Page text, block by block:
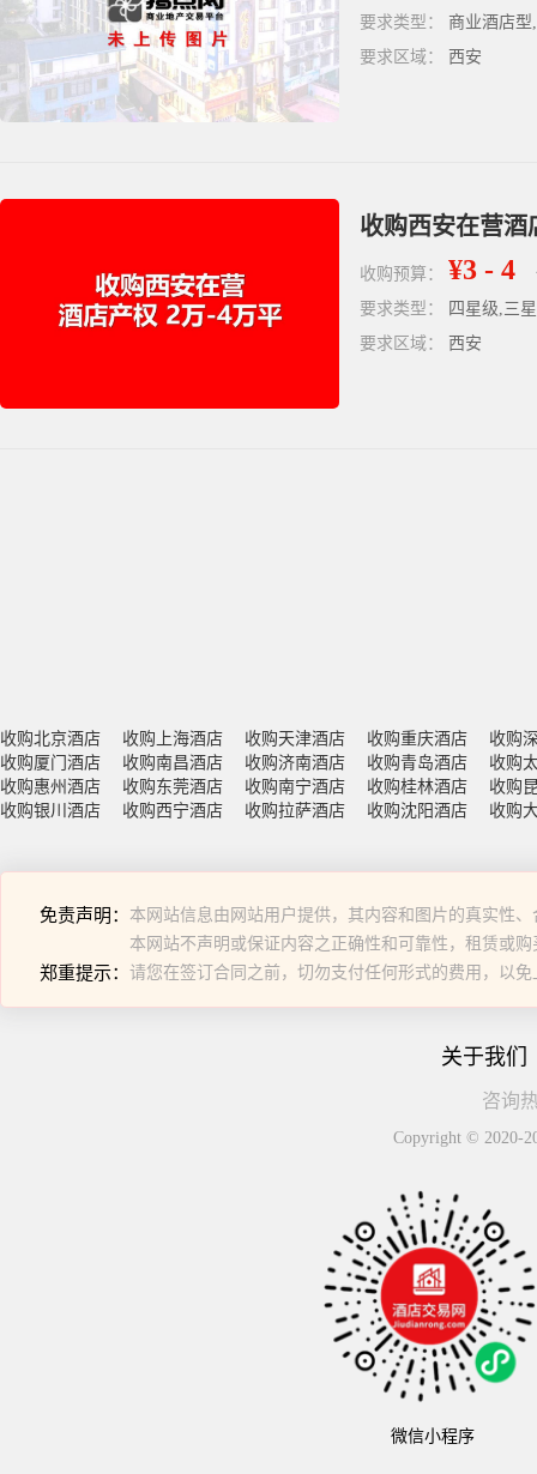
要求类型：
商业酒店
要求区域：
西安
收购西安在营酒
收购预算： ¥3 - 4
要求类型：
四星级,三
要求区域：
西安
收购北京酒店 收购上海酒店 收购天津酒店 收购重庆酒店
收购
收购厦门酒店
收购南昌酒店 收购济南酒店 收购青岛酒店
收购
收购惠州酒店
收购东莞酒店 收购南宁酒店 收购桂林酒店
收购
收购银川酒店
收购西宁酒店 收购拉萨酒店 收购沈阳酒店 收购
免责声明： 本网站信息由网站用户提供，其内容和图片的真实性
本网站不声明或保证内容之正确性和可靠性，租赁或
郑重提示： 请您在签订合同之前，切勿支付任何形式的费用，以免
关于我们
咨询
Copyright © 2020-
微信小程序